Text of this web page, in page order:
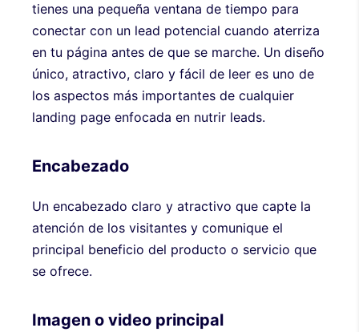
tienes una pequeña ventana de tiempo para
conectar con un lead potencial cuando aterriza
en tu página antes de que se marche. Un diseño
único, atractivo, claro y fácil de leer es uno de
los aspectos más importantes de cualquier
landing page enfocada en nutrir leads.
Encabezado
Un encabezado claro y atractivo que capte la
atención de los visitantes y comunique el
principal beneficio del producto o servicio que
se ofrece.
Imagen o video principal